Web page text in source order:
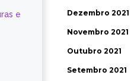
e
Dezembro 2021
Novembro 2021
Outubro 2021
Setembro 2021